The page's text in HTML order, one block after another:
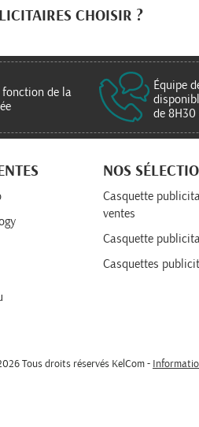
CHOISIR ?
fonction de la
Équipe
de 8H30
NOS
Casquette
ventes
Casquette
Casquettes
Tous droits réservés KelCom -